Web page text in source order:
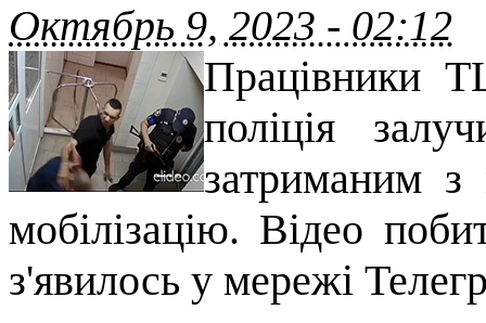
Октябрь 9, 2023 - 02:12
Працівники
поліція
затриманим
мобілізацію. Відео
з'явилось у мережі